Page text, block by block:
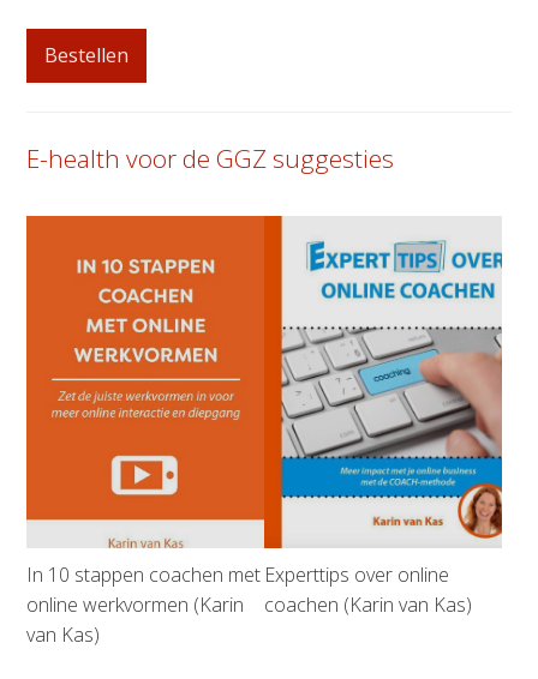
Bestellen
E-health voor de GGZ suggesties
In 10 stappen coachen met
online werkvormen (Karin
van Kas)
Experttips over online
coachen (Karin van Kas)